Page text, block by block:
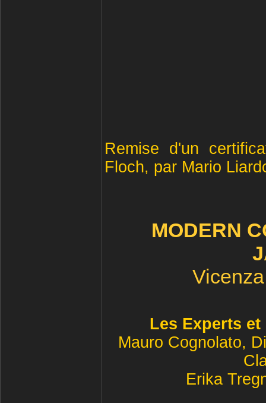
Remise d'un
Floch, par Mario
MODERN
Les Experts
Mauro Cognolato,
Erika